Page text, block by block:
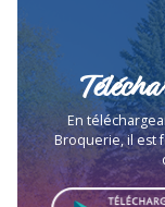
En
Broquerie, il est